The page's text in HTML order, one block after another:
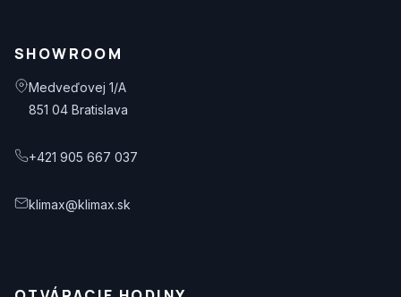
SHOWROOM
Medveďovej 1/A
851 04 Bratislava
+421 905 667 037
klimax@klimax.sk